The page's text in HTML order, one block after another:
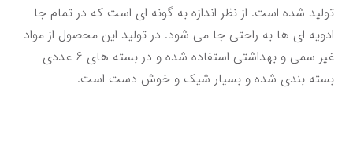
بسته بندی شده و بسیار شیک و خوش دست است.